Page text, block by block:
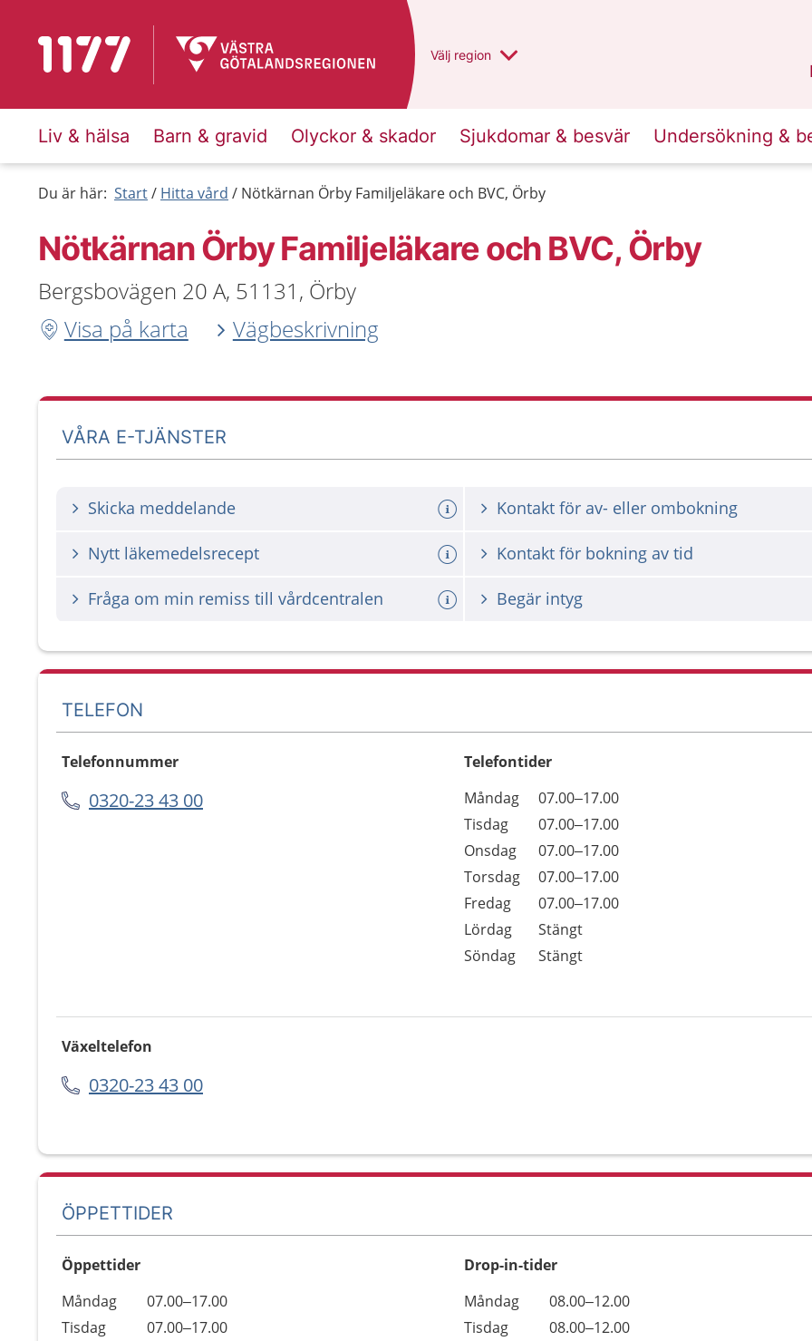
Till startsidan för 1177 Du har valt region
Välj en annan
region
Liv & hälsa Barn & gravid Olyckor & skador Sjukdomar & besvär Undersökning &
Du är här: Start Hitta vård Nötkärnan Örby Familjeläkare och BVC, Örby
Nötkärnan Örby Familjeläkare och BVC, Örby
Bergsbovägen 20 A, 51131, Örby
Visa på karta
Vägbeskrivning
VÅRA E-TJÄNSTER
Skicka meddelande Kontakt för av- eller ombokning
Nytt läkemedelsrecept Kontakt för bokning av tid
Fråga om min remiss till vårdcentralen Begär intyg
TELEFON
Telefonnummer
0320-23 43 00
Telefontider
Dag
Öppettider
Kommentarer
Måndag
07.00–17.00
Tisdag
07.00–17.00
Onsdag
07.00–17.00
Torsdag
07.00–17.00
Fredag
07.00–17.00
Lördag
Stängt
Söndag
Stängt
Växeltelefon
0320-23 43 00
ÖPPETTIDER
Öppettider
Dag
Öppettider
Kommentarer
Måndag
07.00–17.00
Tisdag
07.00–17.00
Drop-in-tider
Måndag
08.00–12.00
Tisdag
08.00–12.00